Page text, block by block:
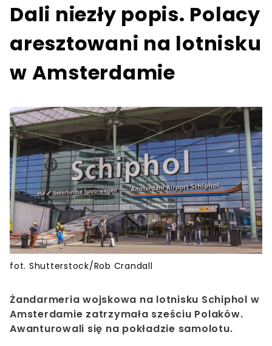
Dali niezły popis. Polacy
aresztowani na lotnisku
w Amsterdamie
fot. Shutterstock/Rob Crandall
Żandarmeria wojskowa na lotnisku Schiphol w
Amsterdamie zatrzymała sześciu Polaków.
Awanturowali się na pokładzie samolotu.